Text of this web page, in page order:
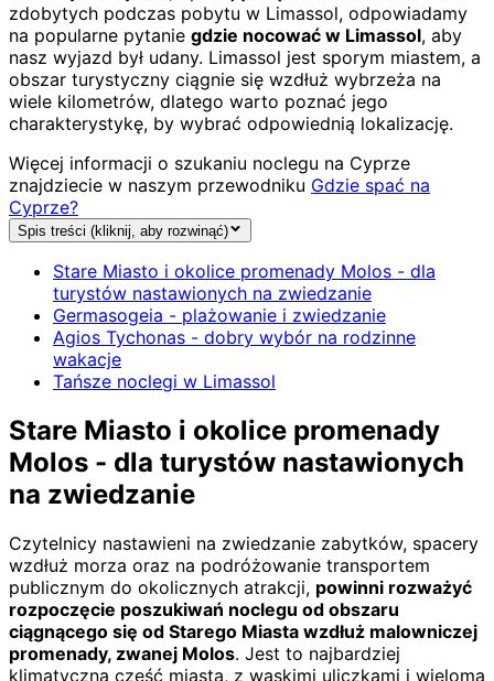
zdobytych podczas pobytu w Limassol, odpowiadamy
na popularne pytanie gdzie nocować w Limassol, aby
nasz wyjazd był udany. Limassol jest sporym miastem, a
obszar turystyczny ciągnie się wzdłuż wybrzeża na
wiele kilometrów, dlatego warto poznać jego
charakterystykę, by wybrać odpowiednią lokalizację.
Więcej informacji o szukaniu noclegu na Cyprze
znajdziecie w naszym przewodniku Gdzie spać na
Cyprze?
Spis treści (kliknij, aby rozwinąć)
Stare Miasto i okolice promenady Molos - dla
turystów nastawionych na zwiedzanie
Germasogeia - plażowanie i zwiedzanie
Agios Tychonas - dobry wybór na rodzinne
wakacje
Tańsze noclegi w Limassol
Stare Miasto i okolice promenady
Molos - dla turystów nastawionych
na zwiedzanie
Czytelnicy nastawieni na zwiedzanie zabytków, spacery
wzdłuż morza oraz na podróżowanie transportem
publicznym do okolicznych atrakcji, powinni rozważyć
rozpoczęcie poszukiwań noclegu od obszaru
ciągnącego się od Starego Miasta wzdłuż malowniczej
promenady, zwanej Molos. Jest to najbardziej
klimatyczna część miasta, z wąskimi uliczkami i wieloma